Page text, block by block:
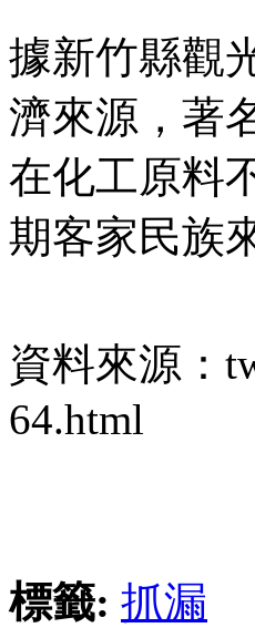
據新竹縣觀
濟來源，著
在化工原料
期客家民族
資料來源：
64.html
標籤: 抓漏